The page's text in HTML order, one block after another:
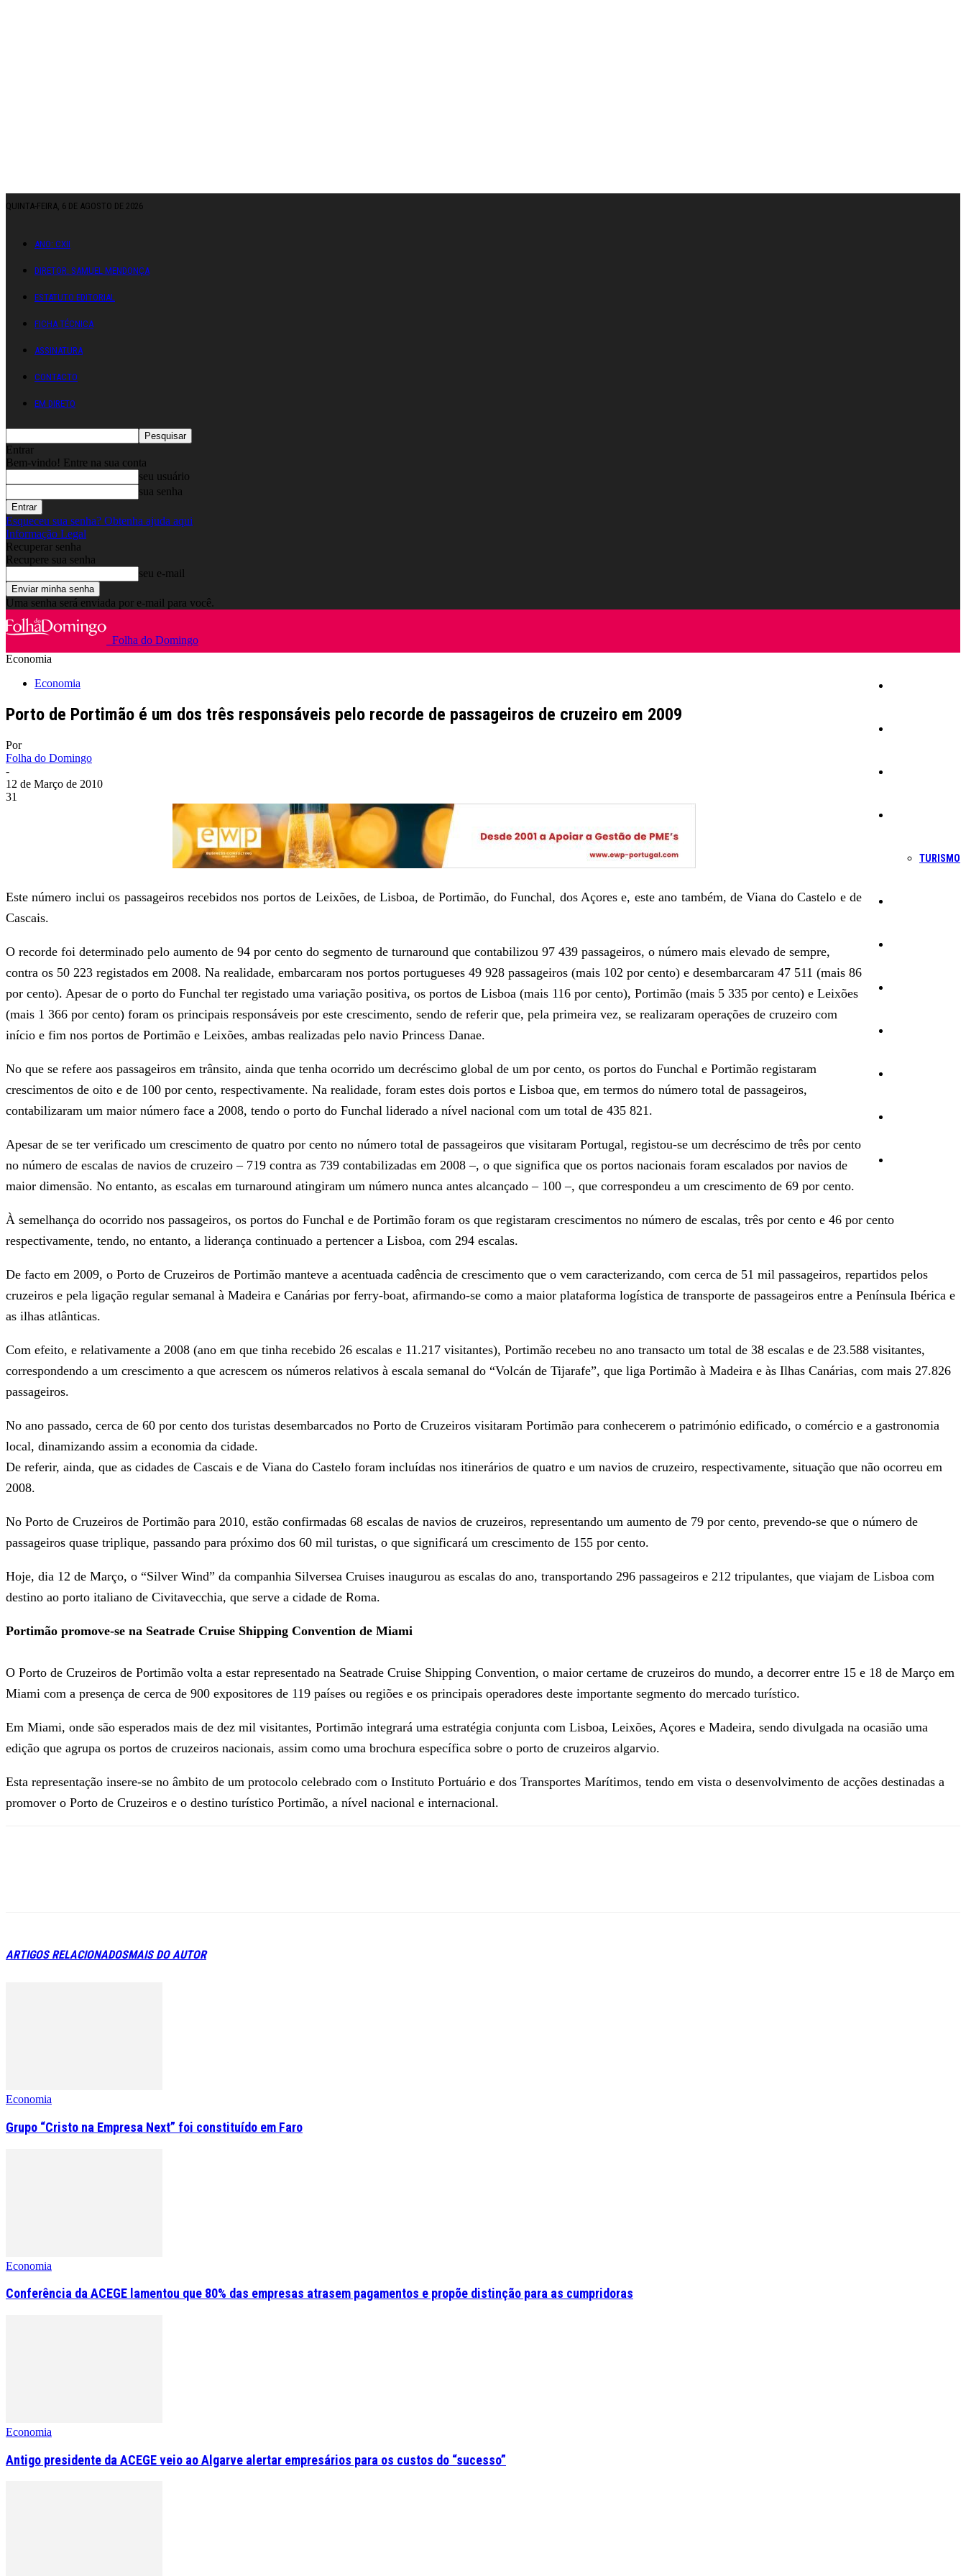
QUINTA-FEIRA, 6 DE AGOSTO DE 2026
ANO: CXII
DIRETOR: SAMUEL MENDONÇA
ESTATUTO EDITORIAL
FICHA TÉCNICA
ASSINATURA
CONTACTO
EM DIRETO
Entrar
Bem-vindo! Entre na sua conta
seu usuário
sua senha
Esqueceu sua senha? Obtenha ajuda aqui
Informação Legal
Recuperar senha
Recupere sua senha
seu e-mail
Uma senha será enviada por e-mail para você.
Folha do Domingo
TURISMO
Economia
Economia
Porto de Portimão é um dos três responsáveis pelo recorde de passageiros de cruzeiro em 2009
Por
Folha do Domingo
-
12 de Março de 2010
31
Este número inclui os passageiros recebidos nos portos de Leixões, de Lisboa, de Portimão, do Funchal, dos Açores e, este ano também, de Viana do Castelo e de
Cascais.
O recorde foi determinado pelo aumento de 94 por cento do segmento de turnaround que contabilizou 97 439 passageiros, o número mais elevado de sempre,
contra os 50 223 registados em 2008. Na realidade, embarcaram nos portos portugueses 49 928 passageiros (mais 102 por cento) e desembarcaram 47 511 (mais 86
por cento). Apesar de o porto do Funchal ter registado uma variação positiva, os portos de Lisboa (mais 116 por cento), Portimão (mais 5 335 por cento) e Leixões
(mais 1 366 por cento) foram os principais responsáveis por este crescimento, sendo de referir que, pela primeira vez, se realizaram operações de cruzeiro com
início e fim nos portos de Portimão e Leixões, ambas realizadas pelo navio Princess Danae.
No que se refere aos passageiros em trânsito, ainda que tenha ocorrido um decréscimo global de um por cento, os portos do Funchal e Portimão registaram
crescimentos de oito e de 100 por cento, respectivamente. Na realidade, foram estes dois portos e Lisboa que, em termos do número total de passageiros,
contabilizaram um maior número face a 2008, tendo o porto do Funchal liderado a nível nacional com um total de 435 821.
Apesar de se ter verificado um crescimento de quatro por cento no número total de passageiros que visitaram Portugal, registou-se um decréscimo de três por cento
no número de escalas de navios de cruzeiro – 719 contra as 739 contabilizadas em 2008 –, o que significa que os portos nacionais foram escalados por navios de
maior dimensão. No entanto, as escalas em turnaround atingiram um número nunca antes alcançado – 100 –, que correspondeu a um crescimento de 69 por cento.
À semelhança do ocorrido nos passageiros, os portos do Funchal e de Portimão foram os que registaram crescimentos no número de escalas, três por cento e 46 por cento
respectivamente, tendo, no entanto, a liderança continuado a pertencer a Lisboa, com 294 escalas.
De facto em 2009, o Porto de Cruzeiros de Portimão manteve a acentuada cadência de crescimento que o vem caracterizando, com cerca de 51 mil passageiros, repartidos pelos
cruzeiros e pela ligação regular semanal à Madeira e Canárias por ferry-boat, afirmando-se como a maior plataforma logística de transporte de passageiros entre a Península Ibérica e
as ilhas atlânticas.
Com efeito, e relativamente a 2008 (ano em que tinha recebido 26 escalas e 11.217 visitantes), Portimão recebeu no ano transacto um total de 38 escalas e de 23.588 visitantes,
correspondendo a um crescimento a que acrescem os números relativos à escala semanal do “Volcán de Tijarafe”, que liga Portimão à Madeira e às Ilhas Canárias, com mais 27.826
passageiros.
No ano passado, cerca de 60 por cento dos turistas desembarcados no Porto de Cruzeiros visitaram Portimão para conhecerem o património edificado, o comércio e a gastronomia
local, dinamizando assim a economia da cidade.
De referir, ainda, que as cidades de Cascais e de Viana do Castelo foram incluídas nos itinerários de quatro e um navios de cruzeiro, respectivamente, situação que não ocorreu em
2008.
No Porto de Cruzeiros de Portimão para 2010, estão confirmadas 68 escalas de navios de cruzeiros, representando um aumento de 79 por cento, prevendo-se que o número de
passageiros quase triplique, passando para próximo dos 60 mil turistas, o que significará um crescimento de 155 por cento.
Hoje, dia 12 de Março, o “Silver Wind” da companhia Silversea Cruises inaugurou as escalas do ano, transportando 296 passageiros e 212 tripulantes, que viajam de Lisboa com
destino ao porto italiano de Civitavecchia, que serve a cidade de Roma.
Portimão promove-se na Seatrade Cruise Shipping Convention de Miami
O Porto de Cruzeiros de Portimão volta a estar representado na Seatrade Cruise Shipping Convention, o maior certame de cruzeiros do mundo, a decorrer entre 15 e 18 de Março em
Miami com a presença de cerca de 900 expositores de 119 países ou regiões e os principais operadores deste importante segmento do mercado turístico.
Em Miami, onde são esperados mais de dez mil visitantes, Portimão integrará uma estratégia conjunta com Lisboa, Leixões, Açores e Madeira, sendo divulgada na ocasião uma
edição que agrupa os portos de cruzeiros nacionais, assim como uma brochura específica sobre o porto de cruzeiros algarvio.
Esta representação insere-se no âmbito de um protocolo celebrado com o Instituto Portuário e dos Transportes Marítimos, tendo em vista o desenvolvimento de acções destinadas a
promover o Porto de Cruzeiros e o destino turístico Portimão, a nível nacional e internacional.
ARTIGOS RELACIONADOSMAIS DO AUTOR
Economia
Grupo “Cristo na Empresa Next” foi constituído em Faro
Economia
Conferência da ACEGE lamentou que 80% das empresas atrasem pagamentos e propõe distinção para as cumpridoras
Economia
Antigo presidente da ACEGE veio ao Algarve alertar empresários para os custos do “sucesso”